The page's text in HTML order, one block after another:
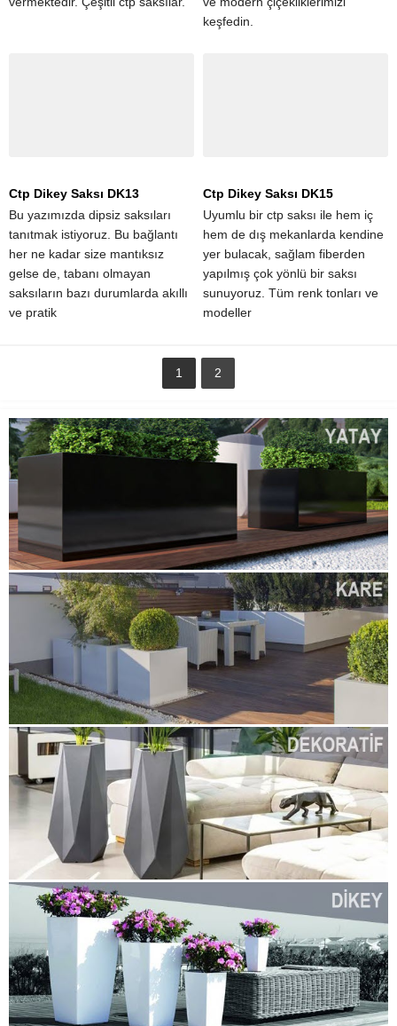
keşfedin.
Ctp Dikey Saksı DK13
Bu yazımızda dipsiz saksıları
tanıtmak istiyoruz. Bu bağlantı
her ne kadar size mantıksız
gelse de, tabanı olmayan
saksıların bazı durumlarda akıllı
ve pratik
Ctp Dikey Saksı DK15
Uyumlu bir ctp saksı ile hem iç
hem de dış mekanlarda kendine
yer bulacak, sağlam fiberden
yapılmış çok yönlü bir saksı
sunuyoruz. Tüm renk tonları ve
modeller
1 2